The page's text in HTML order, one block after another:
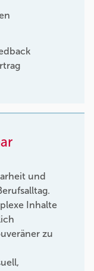
und
Inhalte
zu